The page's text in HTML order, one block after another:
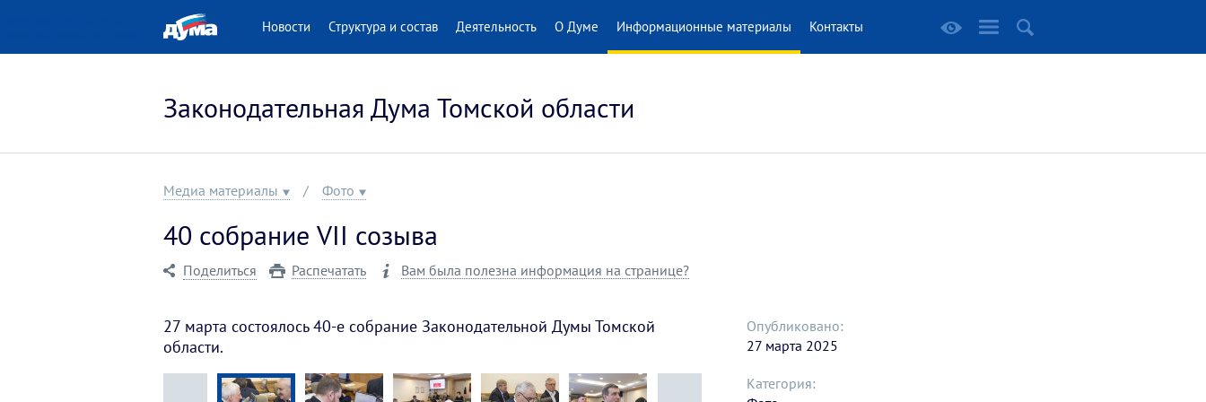
Новости Структура и состав Деятельность О Думе Информационные материалы Контакты
Законодательная Дума Томской области
Медиа материалы Фото
40 собрание VII созыва
Поделиться Распечатать Вам была полезна информация на странице?
Опубликовано:
27 марта 2025
Категория:
27 марта состоялось 40-е собрание Законодательной Думы Томской
области.